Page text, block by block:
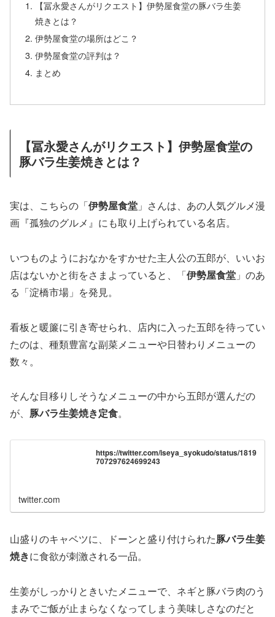
【冨永愛さんがリクエスト】伊勢屋食堂の豚バラ生姜
焼きとは？
伊勢屋食堂の場所はどこ？
伊勢屋食堂の評判は？
まとめ
【冨永愛さんがリクエスト】伊勢屋食堂の
豚バラ生姜焼きとは？
実は、こちらの「伊勢屋食堂 」さんは、あの人気グルメ漫
画『孤独のグルメ』にも取り上げられている名店。
いつものようにおなかをすかせた主人公の五郎が、いいお
店はないかと街をさまよっていると、「伊勢屋食堂 」のあ
る「淀橋市場」を発見。
看板と暖簾に引き寄せられ、店内に入った五郎を待ってい
たのは、種類豊富な副菜メニューや日替わりメニューの
数々。
そんな目移りしそうなメニューの中から五郎が選んだの
が、 豚バラ生姜焼き定食。
https://twitter.com/iseya_syokudo/status/1819
707297624699243
twitter.com
山盛りのキャベツに、ドーンと盛り付けられた豚バラ生姜
焼きに食欲が刺激される一品。
生姜がしっかりときいたメニューで、ネギと豚バラ肉のう
まみでご飯が止まらなくなってしまう美味しさなのだと